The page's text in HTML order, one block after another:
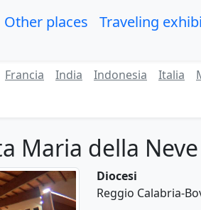
Other places Traveling
Francia India Indonesia Italia
Maria della
Diocesi
Reggio Calabria-